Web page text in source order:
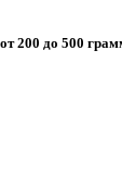
до 500